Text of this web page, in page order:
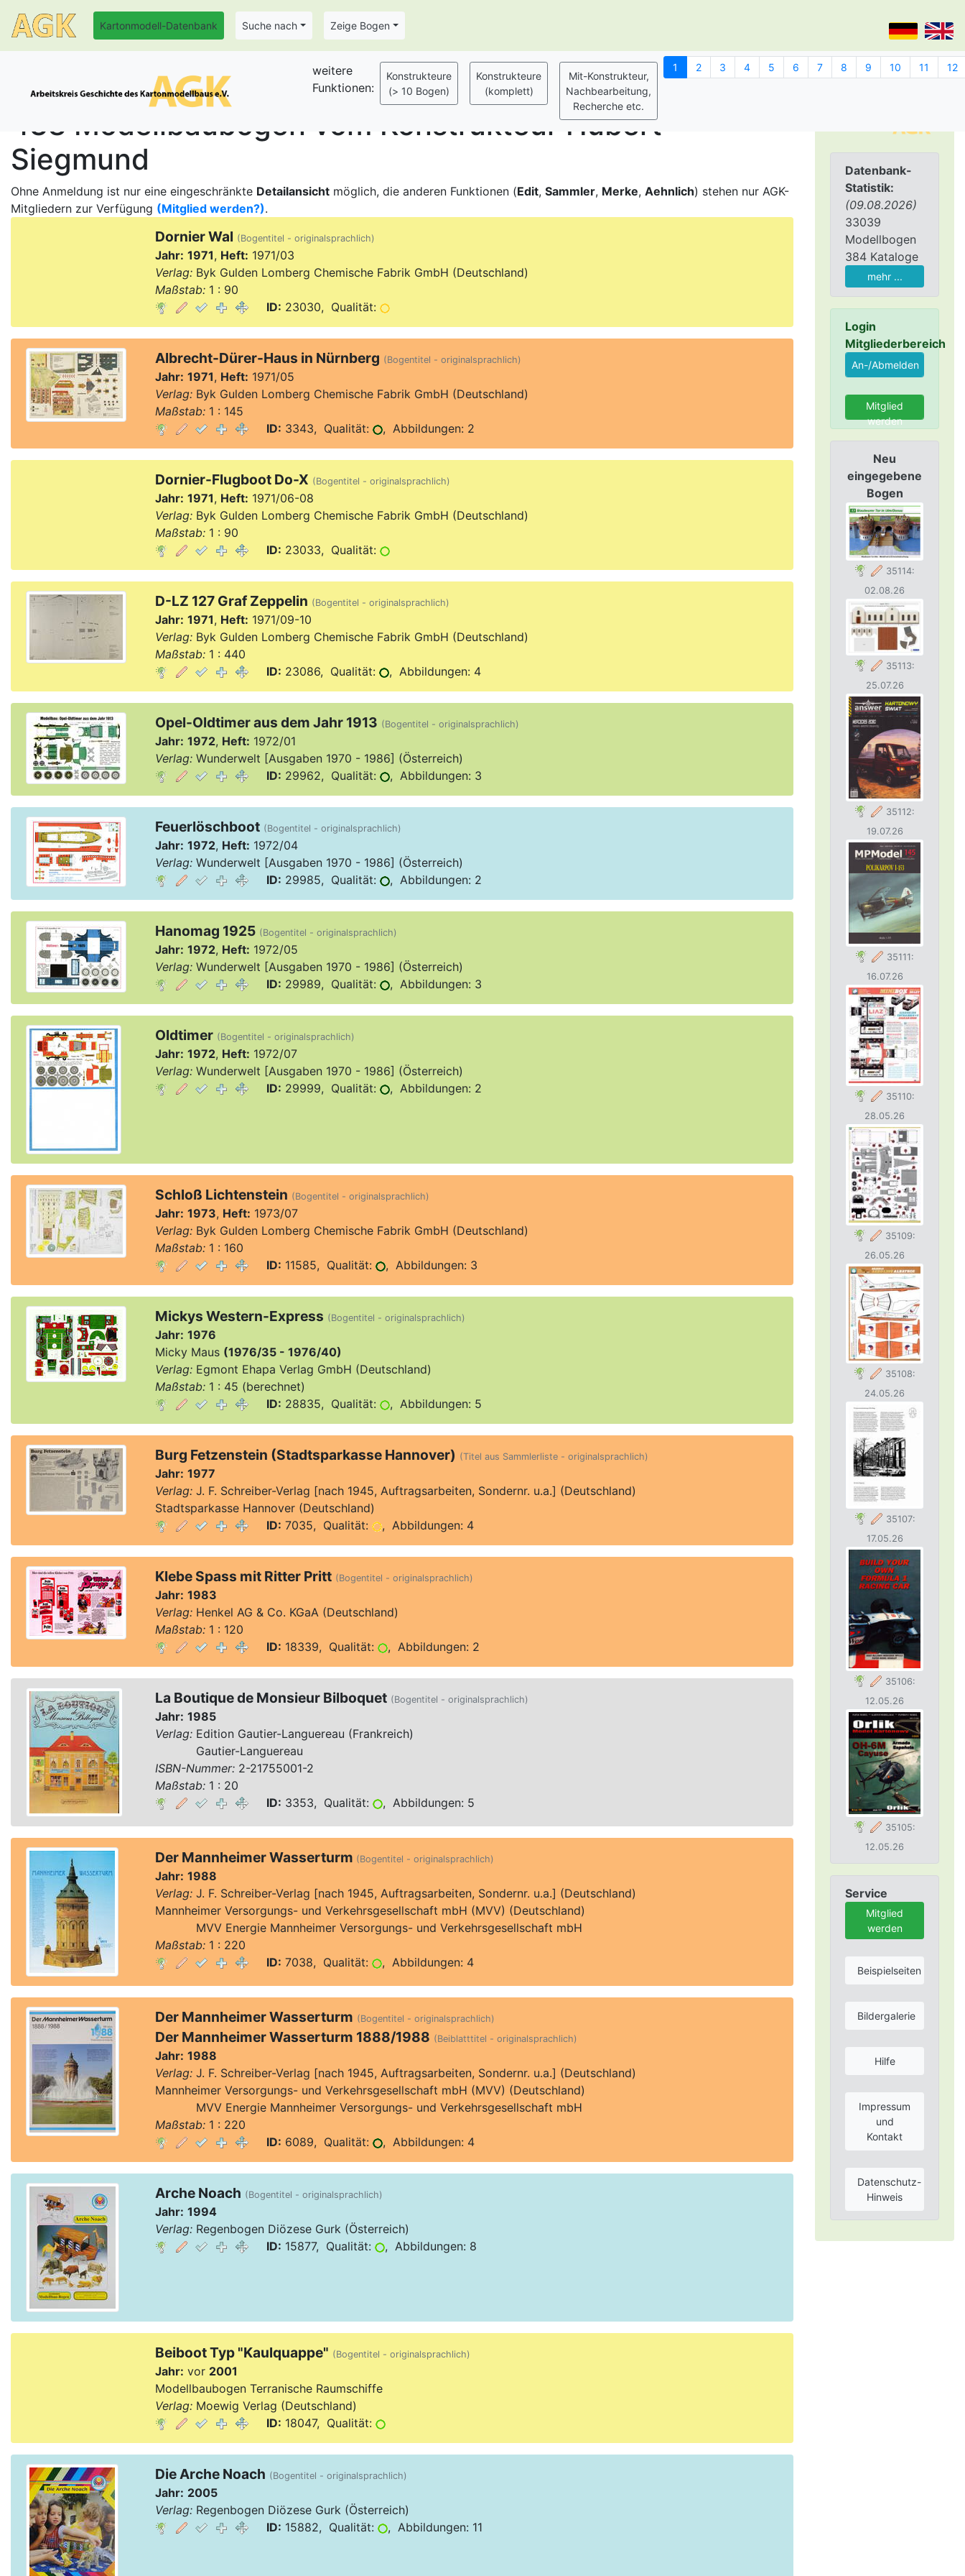
Kartonmodell-Datenbank Suche nach Zeige Bogen
Datenbank-
Statistik:
(09.08.2026)
33039
Modellbogen
384 Kataloge
mehr ...
Login
Mitgliederbereich
Mitglied
werden
Neu
eingegebene
Bogen
35114:
02.08.26
35113:
25.07.26
35112:
19.07.26
35111:
16.07.26
35110:
28.05.26
35109:
26.05.26
35108:
24.05.26
35107:
17.05.26
35106:
12.05.26
35105:
12.05.26
Service
Mitglied
werden
Beispielseiten
Bildergalerie
Hilfe
Impressum
und
Kontakt
Datenschutz-
Hinweis
weitere
Funktionen:
438 Modellbaubogen vom Konstrukteur Hubert
Siegmund
Ohne Anmeldung ist nur eine eingeschränkte Detailansicht möglich, die anderen Funktionen (Edit, Sammler, Merke, Aehnlich) stehen nur AGK-
Mitgliedern zur Verfügung (Mitglied werden?).
Dornier Wal (Bogentitel - originalsprachlich)
Jahr: 1971, Heft: 1971/03
Verlag:Byk Gulden Lomberg Chemische Fabrik GmbH (Deutschland)
Maßstab:1 : 90
ID: 23030, Qualität:
Albrecht-Dürer-Haus in Nürnberg (Bogentitel - originalsprachlich)
Jahr: 1971, Heft: 1971/05
Verlag:Byk Gulden Lomberg Chemische Fabrik GmbH (Deutschland)
Maßstab:1 : 145
ID: 3343, Qualität: , Abbildungen: 2
Dornier-Flugboot Do-X (Bogentitel - originalsprachlich)
Jahr: 1971, Heft: 1971/06-08
Verlag:Byk Gulden Lomberg Chemische Fabrik GmbH (Deutschland)
Maßstab:1 : 90
ID: 23033, Qualität:
D-LZ 127 Graf Zeppelin (Bogentitel - originalsprachlich)
Jahr: 1971, Heft: 1971/09-10
Verlag:Byk Gulden Lomberg Chemische Fabrik GmbH (Deutschland)
Maßstab:1 : 440
ID: 23086, Qualität: , Abbildungen: 4
Opel-Oldtimer aus dem Jahr 1913 (Bogentitel - originalsprachlich)
Jahr: 1972, Heft: 1972/01
Verlag:Wunderwelt [Ausgaben 1970 - 1986] (Österreich)
ID: 29962, Qualität: , Abbildungen: 3
Feuerlöschboot (Bogentitel - originalsprachlich)
Jahr: 1972, Heft: 1972/04
Verlag:Wunderwelt [Ausgaben 1970 - 1986] (Österreich)
ID: 29985, Qualität: , Abbildungen: 2
Hanomag 1925 (Bogentitel - originalsprachlich)
Jahr: 1972, Heft: 1972/05
Verlag:Wunderwelt [Ausgaben 1970 - 1986] (Österreich)
ID: 29989, Qualität: , Abbildungen: 3
Oldtimer (Bogentitel - originalsprachlich)
Jahr: 1972, Heft: 1972/07
Verlag:Wunderwelt [Ausgaben 1970 - 1986] (Österreich)
ID: 29999, Qualität: , Abbildungen: 2
Schloß Lichtenstein (Bogentitel - originalsprachlich)
Jahr: 1973, Heft: 1973/07
Verlag:Byk Gulden Lomberg Chemische Fabrik GmbH (Deutschland)
Maßstab:1 : 160
ID: 11585, Qualität: , Abbildungen: 3
Mickys Western-Express (Bogentitel - originalsprachlich)
Jahr: 1976
Micky Maus (1976/35 - 1976/40)
Verlag:Egmont Ehapa Verlag GmbH (Deutschland)
Maßstab:1 : 45 (berechnet)
ID: 28835, Qualität: , Abbildungen: 5
Burg Fetzenstein (Stadtsparkasse Hannover) (Titel aus Sammlerliste - originalsprachlich)
Jahr: 1977
Verlag:J. F. Schreiber-Verlag [nach 1945, Auftragsarbeiten, Sondernr. u.a.] (Deutschland)
Stadtsparkasse Hannover (Deutschland)
ID: 7035, Qualität: , Abbildungen: 4
Klebe Spass mit Ritter Pritt (Bogentitel - originalsprachlich)
Jahr: 1983
Verlag:Henkel AG & Co. KGaA (Deutschland)
Maßstab:1 : 120
ID: 18339, Qualität: , Abbildungen: 2
La Boutique de Monsieur Bilboquet (Bogentitel - originalsprachlich)
Jahr: 1985
Verlag:Edition Gautier-Languereau (Frankreich)
Gautier-Languereau
ISBN-Nummer:2-21755001-2
Maßstab:1 : 20
ID: 3353, Qualität: , Abbildungen: 5
Der Mannheimer Wasserturm (Bogentitel - originalsprachlich)
Jahr: 1988
Verlag:J. F. Schreiber-Verlag [nach 1945, Auftragsarbeiten, Sondernr. u.a.] (Deutschland)
Mannheimer Versorgungs- und Verkehrsgesellschaft mbH (MVV) (Deutschland)
MVV Energie Mannheimer Versorgungs- und Verkehrsgesellschaft mbH
Maßstab:1 : 220
ID: 7038, Qualität: , Abbildungen: 4
Der Mannheimer Wasserturm (Bogentitel - originalsprachlich)
Der Mannheimer Wasserturm 1888/1988 (Beiblatttitel - originalsprachlich)
Jahr: 1988
Verlag:J. F. Schreiber-Verlag [nach 1945, Auftragsarbeiten, Sondernr. u.a.] (Deutschland)
Mannheimer Versorgungs- und Verkehrsgesellschaft mbH (MVV) (Deutschland)
MVV Energie Mannheimer Versorgungs- und Verkehrsgesellschaft mbH
Maßstab:1 : 220
ID: 6089, Qualität: , Abbildungen: 4
Arche Noach (Bogentitel - originalsprachlich)
Jahr: 1994
Verlag:Regenbogen Diözese Gurk (Österreich)
ID: 15877, Qualität: , Abbildungen: 8
Beiboot Typ "Kaulquappe" (Bogentitel - originalsprachlich)
Jahr: vor 2001
Modellbaubogen Terranische Raumschiffe
Verlag:Moewig Verlag (Deutschland)
ID: 18047, Qualität:
Die Arche Noach (Bogentitel - originalsprachlich)
Jahr: 2005
Verlag:Regenbogen Diözese Gurk (Österreich)
ID: 15882, Qualität: , Abbildungen: 11